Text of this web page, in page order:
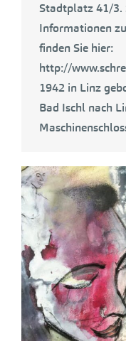
Stadtplatz 41/3.
Informationen
finden Sie hier:
http://
1942 in Linz
Bad Ischl nach